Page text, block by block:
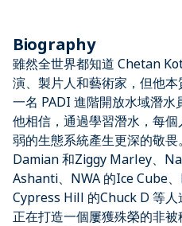
Biography
雖然全世界都知道 Chetan
演、製片人和藝術家，但他本
一名 PADI 進階開放水域潛水
他相信，通過學習潛水，每
弱的生態系統產生更深的敬
Damian 和Ziggy Marley、
Ashanti、NWA 的Ice Cube
Cypress Hill 的Chuck D 等
正在打造一個屢獲殊榮的非